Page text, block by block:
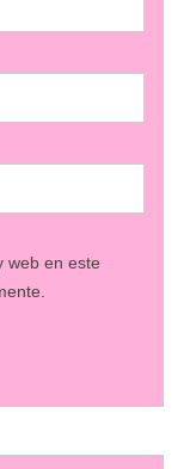
web en este